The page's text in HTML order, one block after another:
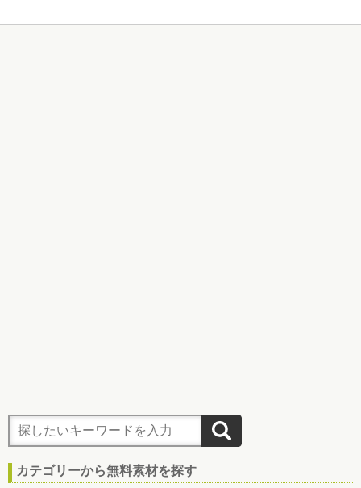
カテゴリーから無料素材を探す